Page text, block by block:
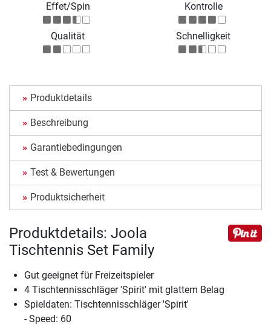
Effet/Spin
Kontrolle
Qualität Schnelligkeit
Produktdetails
Beschreibung
Garantiebedingungen
Test & Bewertungen
Produktsicherheit
Produktdetails: Joola
Tischtennis Set Family
Gut geeignet für Freizeitspieler
4 Tischtennisschläger 'Spirit' mit glattem Belag
Spieldaten: Tischtennisschläger 'Spirit'
- Speed: 60